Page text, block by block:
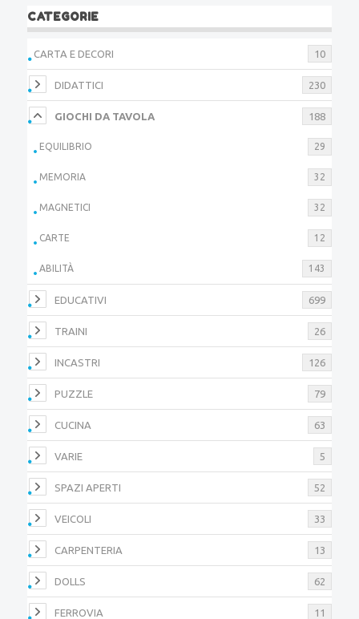
CATEGORIE
CARTA E DECORI 10
DIDATTICI 230
GIOCHI DA TAVOLA 188
EQUILIBRIO 29
MEMORIA 32
MAGNETICI 32
CARTE 12
ABILITÀ 143
EDUCATIVI 699
TRAINI 26
INCASTRI 126
PUZZLE 79
CUCINA 63
VARIE 5
SPAZI APERTI 52
VEICOLI 33
CARPENTERIA 13
DOLLS 62
FERROVIA 11